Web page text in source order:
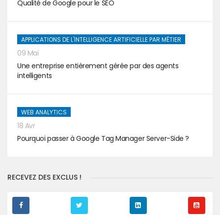
Qualité de Google pour le SEO
APPLICATIONS DE L'INTELLIGENCE ARTIFICIELLE PAR MÉTIER
09 Mai
Une entreprise entièrement gérée par des agents
intelligents
WEB ANALYTICS
18 Avr
Pourquoi passer à Google Tag Manager Server-Side ?
RECEVEZ DES EXCLUS !